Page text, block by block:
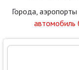
Города,
автомобиль